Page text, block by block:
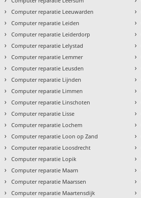
› Computer reparatie Leeuwarden
› Computer reparatie Leiden
› Computer reparatie Leiderdorp
› Computer reparatie Lelystad
› Computer reparatie Lemmer
› Computer reparatie Leusden
› Computer reparatie Lijnden
› Computer reparatie Limmen
› Computer reparatie Linschoten
› Computer reparatie Lisse
› Computer reparatie Lochem
› Computer reparatie Loon op Zand
› Computer reparatie Loosdrecht
› Computer reparatie Lopik
› Computer reparatie Maarn
› Computer reparatie Maarssen
› Computer reparatie Maartensdijk
›
›
›
›
›
›
›
›
›
›
›
›
›
›
›
›
›